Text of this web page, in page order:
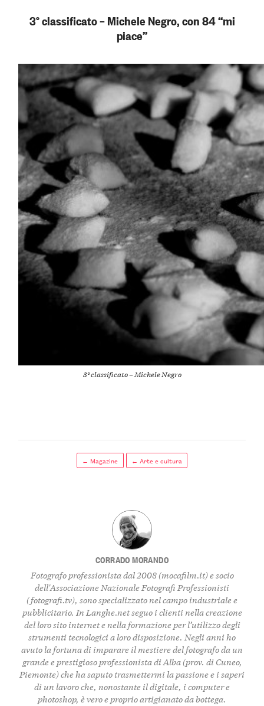
3° classificato – Michele Negro, con 84 “mi
piace”
3° classificato – Michele Negro
← Magazine ← Arte e cultura
CORRADO MORANDO
Fotografo professionista dal 2008 (mocafilm.it) e socio
dell'Associazione Nazionale Fotografi Professionisti
(fotografi.tv), sono specializzato nel campo industriale e
pubblicitario. InLanghe.netseguo i clienti nella creazione
del loro sito internet e nella formazione per l’utilizzo degli
strumenti tecnologici a loro disposizione. Negli anni ho
avuto la fortuna di imparare il mestiere del fotografo da un
grande e prestigioso professionista di Alba (prov. di Cuneo,
Piemonte) che ha saputo trasmettermi la passione e i saperi
di un lavoro che, nonostante il digitale, i computer e
photoshop, è vero e proprio artigianato da bottega.